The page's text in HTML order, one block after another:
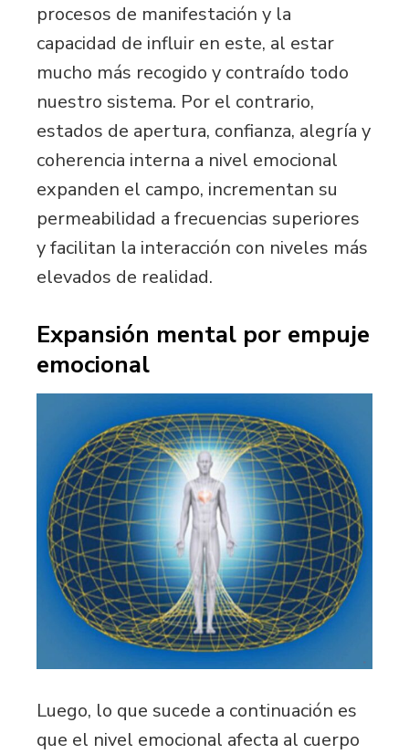
procesos de manifestación y la
capacidad de influir en este, al estar
mucho más recogido y contraído todo
nuestro sistema. Por el contrario,
estados de apertura, confianza, alegría y
coherencia interna a nivel emocional
expanden el campo, incrementan su
permeabilidad a frecuencias superiores
y facilitan la interacción con niveles más
elevados de realidad.
Expansión mental por empuje
emocional
Luego, lo que sucede a continuación es
que el nivel emocional afecta al cuerpo